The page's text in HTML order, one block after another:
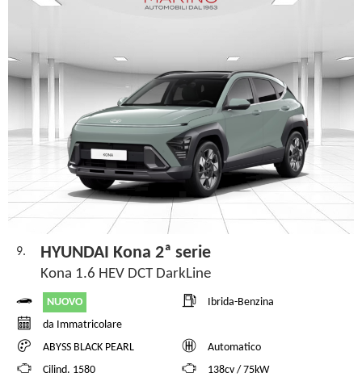
9. HYUNDAI Kona 2ª serie
Kona 1.6 HEV DCT DarkLine
NUOVO
Ibrida-Benzina
da Immatricolare
ABYSS BLACK PEARL
Automatico
Cilind. 1580
138cv / 75kW